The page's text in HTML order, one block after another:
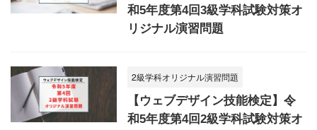
和5年度第4回3級学科試験対策オ
リジナル演習問題
2級学科オリジナル演習問題
【ウェブデザイン技能検定】令
和5年度第4回2級学科試験対策オ